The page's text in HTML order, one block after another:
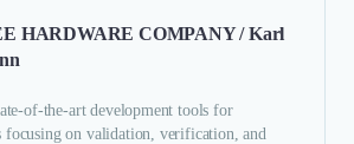
HARDWARE COMPANY / Karl
of-the-art development tools for
focusing on validation, verification, and